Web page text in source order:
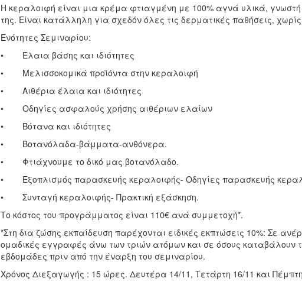
Η κεραλοιφή είναι μια κρέμα φτιαγμένη με 100% αγνά υλικά, γνωστή
της. Είναι κατάλληλη για σχεδόν όλες τις δερματικές παθήσεις,
Ενότητες Σεμιναρίου:
• Έλαια βάσης και ιδιότητες
• Μελισσοκομικά προϊόντα στην κεραλοιφή
• Αιθέρια έλαια και ιδιότητες
• Οδηγίες ασφαλούς χρήσης αιθέριων ελαίων
• Βότανα και ιδιότητες
• Βοτανόλαδα-βάμματα-ανθόνερα.
• Φτιάχνουμε το δικό μας βοτανόλαδο.
• Εξοπλισμός παρασκευής κεραλοιφής- Οδηγίες παρασκευής
• Συνταγή κεραλοιφής- Πρακτική εξάσκηση.
Το κόστος του προγράμματος είναι 110€ ανά συμμετοχή*.
*Στη δια ζώσης εκπαίδευση παρέχονται ειδικές εκπτώσεις 10%: Σε
ομαδικές εγγραφές άνω των τριών ατόμων και σε όσους καταβάλουν
εβδομάδες πριν από την έναρξη του σεμιναρίου.
Χρόνος Διεξαγωγής : 15 ώρες. Δευτέρα 14/11, Tετάρτη 16/11 και